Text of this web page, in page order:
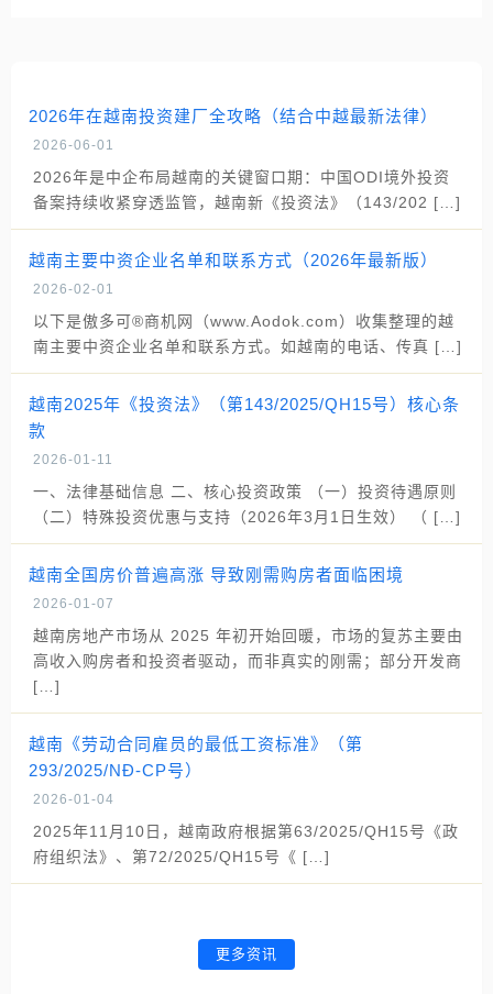
2026年在越南投资建厂全攻略（结合中越最新法律）
2026-06-01
2026年是中企布局越南的关键窗口期：中国ODI境外投资
备案持续收紧穿透监管，越南新《投资法》（143/202 […]
越南主要中资企业名单和联系方式（2026年最新版）
2026-02-01
以下是傲多可®商机网（www.Aodok.com）收集整理的越
南主要中资企业名单和联系方式。如越南的电话、传真 […]
越南2025年《投资法》（第143/2025/QH15号）核心条
款
2026-01-11
一、法律基础信息 二、核心投资政策 （一）投资待遇原则
（二）特殊投资优惠与支持（2026年3月1日生效） （ […]
越南全国房价普遍高涨 导致刚需购房者面临困境
2026-01-07
越南房地产市场从 2025 年初开始回暖，市场的复苏主要由
高收入购房者和投资者驱动，而非真实的刚需；部分开发商
[…]
越南《劳动合同雇员的最低工资标准》（第
293/2025/NĐ-CP号）
2026-01-04
2025年11月10日，越南政府根据第63/2025/QH15号《政
府组织法》、第72/2025/QH15号《 […]
更多资讯